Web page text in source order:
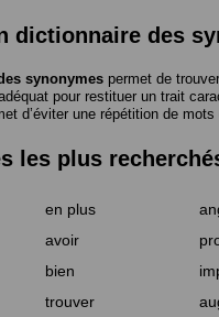
dictionnaire des
synonymes permet de
pour restituer un trait
d’éviter une répétition de
les plus
en plus
avoir
bien
trouver